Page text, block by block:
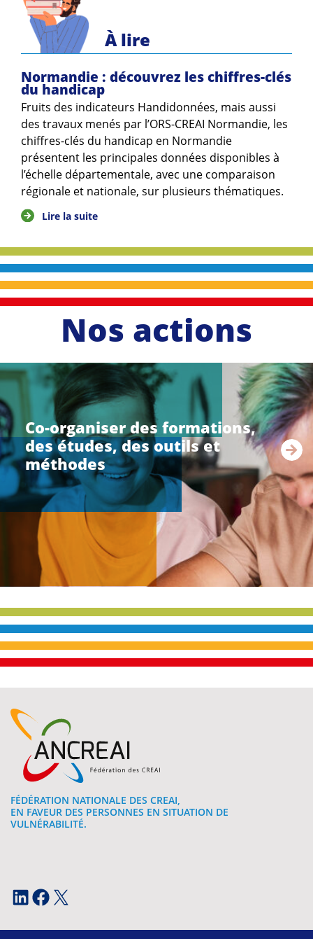
À lire
Normandie : découvrez les chiffres-clés
du handicap
Fruits des indicateurs Handidonnées, mais aussi
des travaux menés par l’ORS-CREAI Normandie, les
chiffres-clés du handicap en Normandie
présentent les principales données disponibles à
l’échelle départementale, avec une comparaison
régionale et nationale, sur plusieurs thématiques.
Lire la suite
Nos actions
Co-organiser des formations,
des études, des outils et
méthodes
li
r
e
u
i
t
e
FÉDÉRATION NATIONALE DES CREAI,
EN FAVEUR DES PERSONNES EN SITUATION DE
VULNÉRABILITÉ.
LinkedIn Facebook X